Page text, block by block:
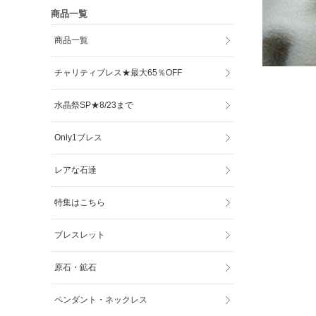
商品一覧
商品一覧
チャリティブレス★最大65％OFF
水晶祭SP★8/23まで
Only1ブレス
レアな石達
特集はこちら
ブレスレット
原石・鉱石
ペンダント・ネックレス